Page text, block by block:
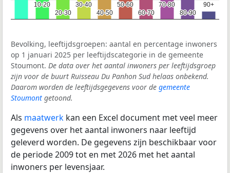
10-20
10-20
20-30
20-30
30-40
30-40
40-50
40-50
50-60
50-60
60-70
60-70
70-80
70-80
80-90
80-90
90+
90+
Bevolking, leeftijdsgroepen: aantal en percentage inwoners
op 1 januari 2025 per leeftijdscategorie in de gemeente
Stoumont. De data over het aantal inwoners per leeftijdsgroep
zijn voor de buurt Ruisseau Du Panhon Sud helaas onbekend.
Daarom worden de leeftijdsgegevens voor de gemeente
Stoumont getoond.
Als maatwerk kan een Excel document met veel meer
gegevens over het aantal inwoners naar leeftijd
geleverd worden. De gegevens zijn beschikbaar voor
de periode 2009 tot en met 2026 met het aantal
inwoners per levensjaar.